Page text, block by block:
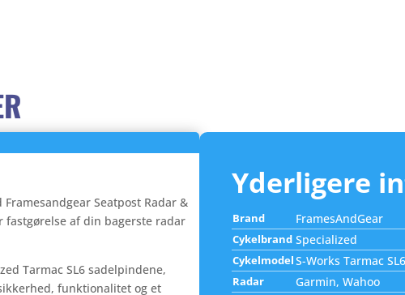
Seatpost Radar &
af din bagerste radar
Tarmac SL6 sadelpindene,
funktionalitet og et
Yderligere
Brand FramesAndGear
Cykelbrand Specialized
CykelmodelS-Works Tarmac
Radar Garmin, Wahoo